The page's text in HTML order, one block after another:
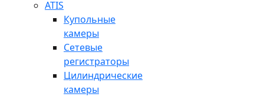
ATIS
Купольные
камеры
Сетевые
регистраторы
Цилиндрические
камеры